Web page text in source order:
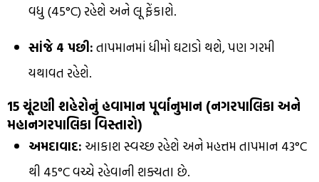
વધુ (45°C) રહેશે અને લૂ ફેંકાશે.
સાંજે 4 પછી:તાપમાનમાં ધીમો ઘટાડો થશે, પણ ગરમી
યથાવત રહેશે.
15 ચૂંટણી શહેરોનું હવામાન પૂર્વાનુમાન (નગરપાલિકા અને
મહાનગરપાલિકા વિસ્તારો)
અમદાવાદ: આકાશ સ્વચ્છ રહેશે અને મહત્તમ તાપમાન 43°C
થી 45°C વચ્ચે રહેવાની શક્યતા છે.